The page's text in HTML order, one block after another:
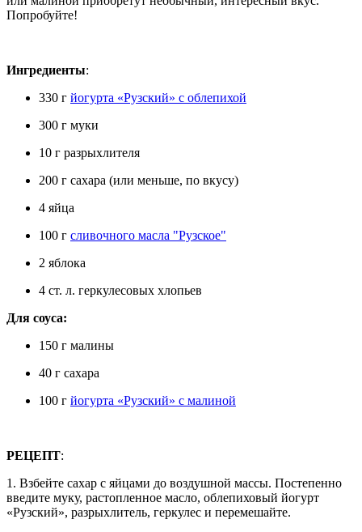
Попробуйте!
Ингредиенты:
330 г йогурта «Рузский» с облепихой
300 г муки
10 г разрыхлителя
200 г сахара (или меньше, по вкусу)
4 яйца
100 г сливочного масла "Рузское"
2 яблока
4 ст. л. геркулесовых хлопьев
Для соуса:
150 г малины
40 г сахара
100 г йогурта «Рузский» с малиной
РЕЦЕПТ:
1. Взбейте сахар с яйцами до воздушной массы. Постепенно
введите муку, растопленное масло, облепиховый йогурт
«Рузский», разрыхлитель, геркулес и перемешайте.